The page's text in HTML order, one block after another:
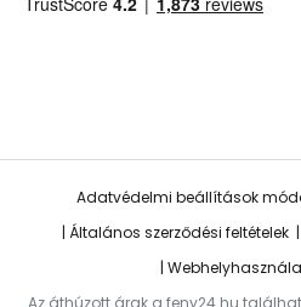
Adatvédelmi beállítások
Általános szerződési feltételek
Az áthúzott árak a feny24.hu